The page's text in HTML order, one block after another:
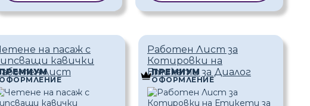
на пасаж с
кавички
лист
Работен Лист за
Котировки на
Етикети за Диалог
ПРЕМИУМ
ОФОРМЛЕНИЕ